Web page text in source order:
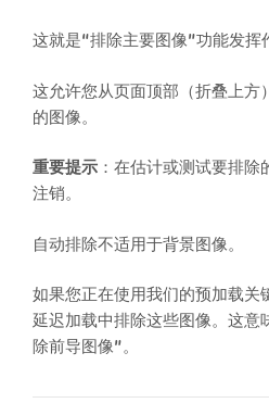
这就是“排除主要图像”功能发挥
这允许您从页面顶部（折叠上方
的图像。
重要提示 ：在估计或测试要排
注销。
自动排除不适用于背景图像。
如果您正在使用我们的预加载关
延迟加载中排除这些图像。这意
除前导图像”。